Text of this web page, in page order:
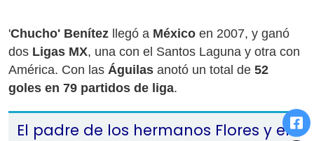
'Chucho' Benítez llegó a México en 2007, y ganó
dos Ligas MX, una con el Santos Laguna y otra con
América. Con las Águilas anotó un total de 52
goles en 79 partidos de liga.
El padre de los hermanos Flores y el